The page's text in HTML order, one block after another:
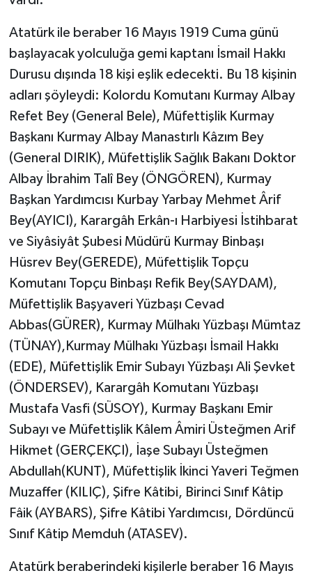
Atatürk ile beraber 16 Mayıs 1919 Cuma günü
başlayacak yolculuğa gemi kaptanı İsmail Hakkı
Durusu dışında 18 kişi eşlik edecekti. Bu 18 kişinin
adları şöyleydi: Kolordu Komutanı Kurmay Albay
Refet Bey (General Bele), Müfettişlik Kurmay
Başkanı Kurmay Albay Manastırlı Kâzım Bey
(General DIRIK), Müfettişlik Sağlık Bakanı Doktor
Albay İbrahim Talî Bey (ÖNGÖREN), Kurmay
Başkan Yardımcısı Kurbay Yarbay Mehmet Ârif
Bey(AYICI), Karargâh Erkân-ı Harbiyesi İstihbarat
ve Siyâsiyât Şubesi Müdürü Kurmay Binbaşı
Hüsrev Bey(GEREDE), Müfettişlik Topçu
Komutanı Topçu Binbaşı Refik Bey(SAYDAM),
Müfettişlik Başyaveri Yüzbaşı Cevad
Abbas(GÜRER), Kurmay Mülhakı Yüzbaşı Mümtaz
(TÜNAY),Kurmay Mülhakı Yüzbaşı İsmail Hakkı
(EDE), Müfettişlik Emir Subayı Yüzbaşı Ali Şevket
(ÖNDERSEV), Karargâh Komutanı Yüzbaşı
Mustafa Vasfi (SÜSOY), Kurmay Başkanı Emir
Subayı ve Müfettişlik Kâlem Âmiri Üsteğmen Arif
Hikmet (GERÇEKÇI), İaşe Subayı Üsteğmen
Abdullah(KUNT), Müfettişlik İkinci Yaveri Teğmen
Muzaffer (KILIÇ), Şifre Kâtibi, Birinci Sınıf Kâtip
Fâik (AYBARS), Şifre Kâtibi Yardımcısı, Dördüncü
Sınıf Kâtip Memduh (ATASEV).
Atatürk beraberindeki kişilerle beraber 16 Mayıs